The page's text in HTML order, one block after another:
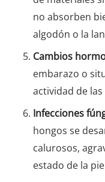
no absorben
algodón o la
Cambios
embarazo o
actividad de
Infecciones
hongos se
calurosos,
estado de la